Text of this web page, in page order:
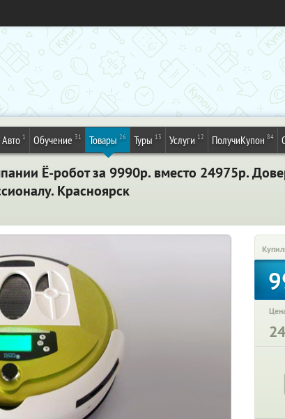
Авто 1 Обучение 31 Товары 26 Туры 13 Услуги 12 ПолучиКупон 84
Ё-робот за 9990р. вместо 24975р.
Красноярск